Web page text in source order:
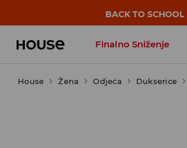
BACK TO SCHOOL
Finalno Sniženje
House Žena Odjeća Dukserice